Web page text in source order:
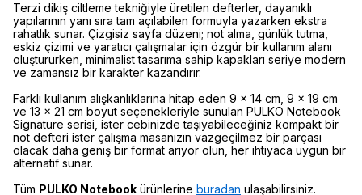
Terzi dikiş ciltleme tekniğiyle üretilen defterler, dayanıklı
yapılarının yanı sıra tam açılabilen formuyla yazarken ekstra
rahatlık sunar. Çizgisiz sayfa düzeni; not alma, günlük tutma,
eskiz çizimi ve yaratıcı çalışmalar için özgür bir kullanım alanı
oluştururken, minimalist tasarıma sahip kapakları seriye modern
ve zamansız bir karakter kazandırır.
Farklı kullanım alışkanlıklarına hitap eden 9 x 14 cm, 9 x 19 cm
ve 13 x 21 cm boyut seçenekleriyle sunulan PULKO Notebook
Signature serisi, ister cebinizde taşıyabileceğiniz kompakt bir
not defteri ister çalışma masanızın vazgeçilmez bir parçası
olacak daha geniş bir format arıyor olun, her ihtiyaca uygun bir
alternatif sunar.
Tüm PULKO Notebook ürünlerine buradan ulaşabilirsiniz.